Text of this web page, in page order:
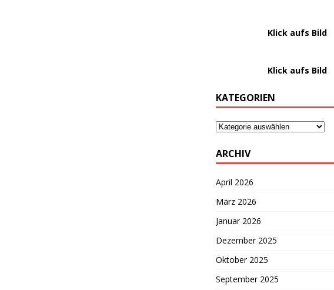
Klick aufs Bild
Klick aufs Bild
KATEGORIEN
ARCHIV
April 2026
März 2026
Januar 2026
Dezember 2025
Oktober 2025
September 2025